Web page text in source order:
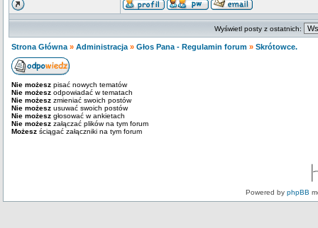
Wyświetl posty z ostatnich:
Strona Główna » Administracja » Głos Pana - Regulamin forum » Skrótowce.
Nie możesz pisać nowych tematów
Nie możesz odpowiadać w tematach
Nie możesz zmieniać swoich postów
Nie możesz usuwać swoich postów
Nie możesz głosować w ankietach
Nie możesz załączać plików na tym forum
Możesz ściągać załączniki na tym forum
Powered by phpBB